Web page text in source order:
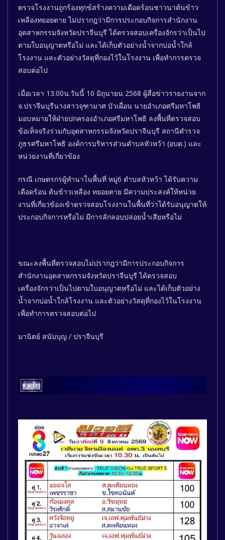
ตรวจโรงงานถูกร้องทุกข์สร้างความเดือดร้อนชาวนาต้นข้าว
เหลืองทยอยตาย ไม่ปรากฎว่ามีการประกอบกิจการสำนักงาน
อุตสาหกรรมจังหวัดปราจีนบุรี ได้ตรวจสอบเครื่องจักรว่าเป็นไป
ตามใบอนุญาตหรือไม่ และได้เก็บตัวอย่างน้ำจากบ่อน้ำใกล้
โรงงาน และตัวอย่างวัสดุที่กองไว้ในโรงงาน เพื่อทำการตรวจ
สอบต่อไป
เมื่อเวลา 13.00น.วันนี้ 10 มิถุนายน 2568 ผู้สื่อข่าวรายงานจาก
จ.ปราจีนบุรีนางสาวจุฑามาศ บัวเผื่อน นายอำเภอศรีมหาโพธิ
มอบหมายให้ฝ่ายปกครองอำเภอศรีมหาโพธิ ลงพื้นที่ตรวจสอบ
ข้อเท็จจริงร่วมกับอุตสาหกรรมจังหวัดปราจีนบุรี สถานีตำรวจ
ภูธรศรีมหาโพธิ องค์การบริหารส่วนตำบลหัวหว้า (อบต.) และ
หน่วยงานที่เกี่ยวข้อง
กรณี เกษตรกรผู้ทำนาในพื้นที่ หมู่6 ตำบลหัวหว้า ได้รับความ
เดือดร้อน ต้นข้าวเหลือง ทยอยตาย มีความประสงค์ให้หน่วย
งานที่เกี่ยวข้องเข้าตรวจสอบโรงงานในพื้นที่ว่าได้รับอนุญาตให้
ประกอบกิจการหรือไม่ มีการลักลอบปล่อยน้ำเสียหรือไม่
ขณะลงพื้นที่ตรวจสอบไม่ปรากฎว่ามีการประกอบกิจการ
สำนักงานอุตสาหกรรมจังหวัดปราจีนบุรี ได้ตรวจสอบ
เครื่องจักรว่าเป็นไปตามใบอนุญาตหรือไม่ และได้เก็บตัวอย่าง
น้ำจากบ่อน้ำใกล้โรงงาน และตัวอย่างวัสดุที่กองไว้ในโรงงาน
เพื่อทำการตรวจสอบต่อไป
มานิตย์ สนับบุญ / ปราจีนบุรี